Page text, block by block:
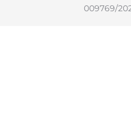
009769/